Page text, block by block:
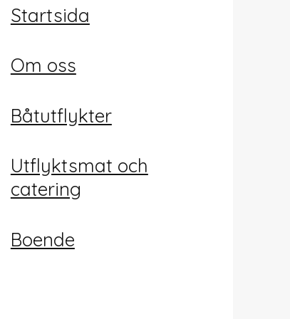
Startsida
Om oss
Båtutflykter
Utflyktsmat och
catering
Boende